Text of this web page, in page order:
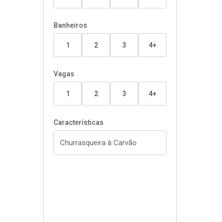
Banheiros
1 2 3 4+
Vagas
1 2 3 4+
Características